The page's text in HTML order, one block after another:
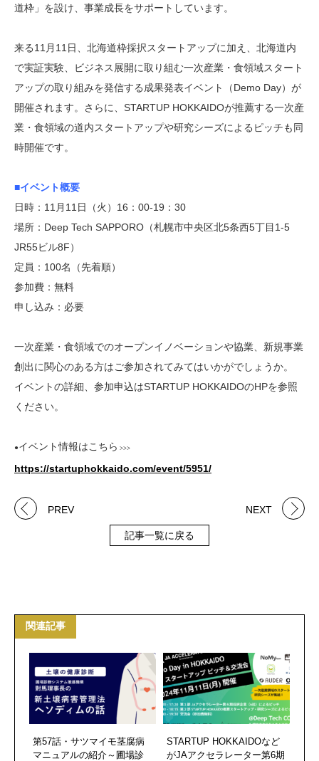
道枠」を設け、事業成長をサポートしています。
来る11月11日、北海道枠採択スタートアップに加え、北海道内
で実証実験、ビジネス展開に取り組む一次産業・食領域スタート
アップの取り組みを発信する成果発表イベント（Demo Day）が
開催されます。さらに、STARTUP HOKKAIDOが推薦する一次産
業・食領域の道内スタートアップや研究シーズによるピッチも同
時開催です。
■イベント概要
日時：11月11日（火）16：00-19：30
場所：Deep Tech SAPPORO（札幌市中央区北5条西5丁目1-5
JR55ビル8F）
定員：100名（先着順）
参加費：無料
申し込み：必要
一次産業・食領域でのオープンイノベーションや協業、新規事業
創出に関心のある方はご参加されてみてはいかがでしょうか。
イベントの詳細、参加申込はSTARTUP HOKKAIDOのHPを参照
ください。
●イベント情報はこちら >>>
https://startuphokkaido.com/event/5951/
PREV
記事一覧に戻る
NEXT
関連記事
第57話・サツマイモ茎腐病
マニュアルの紹介～圃場診
STARTUP HOKKAIDOなど
がJAアクセラレーター第6期